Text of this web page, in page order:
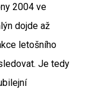
2004 ve
dojde až
letošního
Je tedy